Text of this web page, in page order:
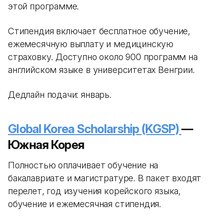
этой программе.
Стипендия включает бесплатное обучение,
ежемесячную выплату и медицинскую
страховку. Доступно около 900 программ на
английском языке в университетах Венгрии.
Дедлайн подачи: январь.
Global Korea Scholarship (KGSP)—
Южная Корея
Полностью оплачивает обучение на
бакалавриате и магистратуре. В пакет входят
перелет, год изучения корейского языка,
обучение и ежемесячная стипендия.